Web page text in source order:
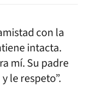
con la
intacta.
mí. Su padre
le respeto”.